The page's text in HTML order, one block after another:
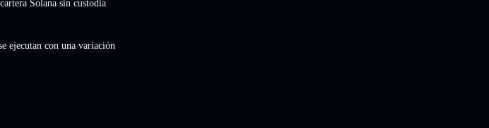
Solana sin custodia
ejecutan con una variación